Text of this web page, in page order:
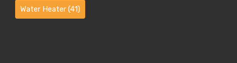
Water Heater (41)